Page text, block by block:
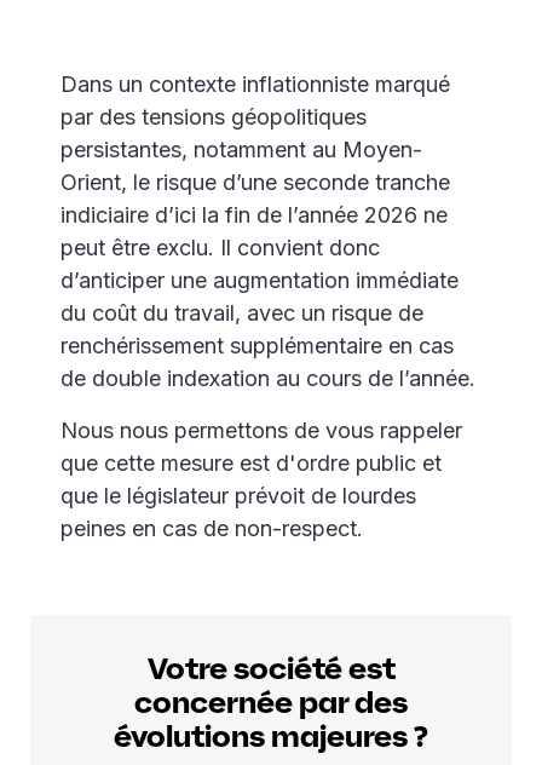
Dans un contexte inflationniste marqué
par des tensions géopolitiques
persistantes, notamment au Moyen-
Orient, le risque d’une seconde tranche
indiciaire d’ici la fin de l’année 2026 ne
peut être exclu. Il convient donc
d’anticiper une augmentation immédiate
du coût du travail, avec un risque de
renchérissement supplémentaire en cas
de double indexation au cours de l’année.
Nous nous permettons de vous rappeler
que cette mesure est d'ordre public et
que le législateur prévoit de lourdes
peines en cas de non-respect.
Votre société est
concernée par des
évolutions majeures ?